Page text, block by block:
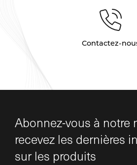
Contactez-
Abonnez-vous à notre
recevez les dernières
sur les produits